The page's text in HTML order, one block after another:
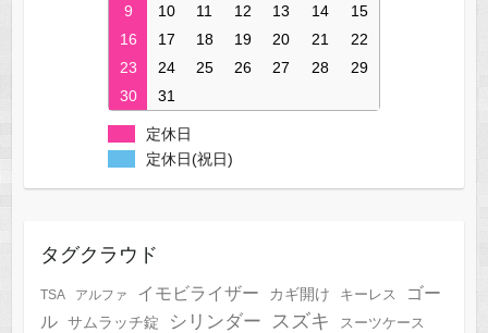
9
10 11 12 13 14
15
16
17 18 19 20 21
22
23
24 25 26 27 28
29
30
31
定休日
定休日(祝日)
タグクラウド
TSA アルファ イモビライザー カギ開け キーレス
ゴー
ル サムラッチ錠 シリンダー スズキ
スーツケース